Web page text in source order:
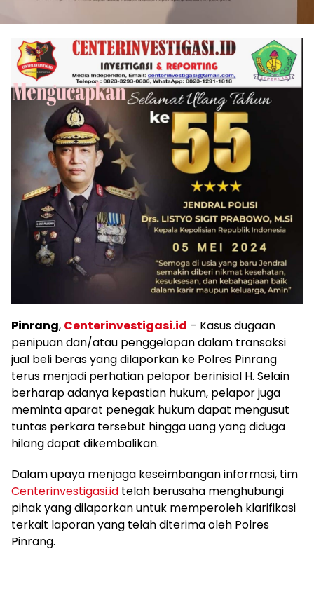
Pinrang, Centerinvestigasi.id – Kasus dugaan
penipuan dan/atau penggelapan dalam transaksi
jual beli beras yang dilaporkan ke Polres Pinrang
terus menjadi perhatian pelapor berinisial H. Selain
berharap adanya kepastian hukum, pelapor juga
meminta aparat penegak hukum dapat mengusut
tuntas perkara tersebut hingga uang yang diduga
hilang dapat dikembalikan.
Dalam upaya menjaga keseimbangan informasi, tim
Centerinvestigasi.id telah berusaha menghubungi
pihak yang dilaporkan untuk memperoleh klarifikasi
terkait laporan yang telah diterima oleh Polres
Pinrang.